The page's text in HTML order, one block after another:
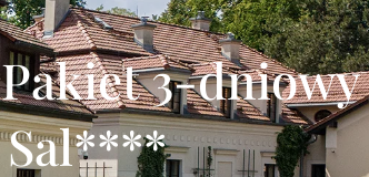
3-
od 409 PLN
Prywatna łazienka
Łóżko małżeńskie